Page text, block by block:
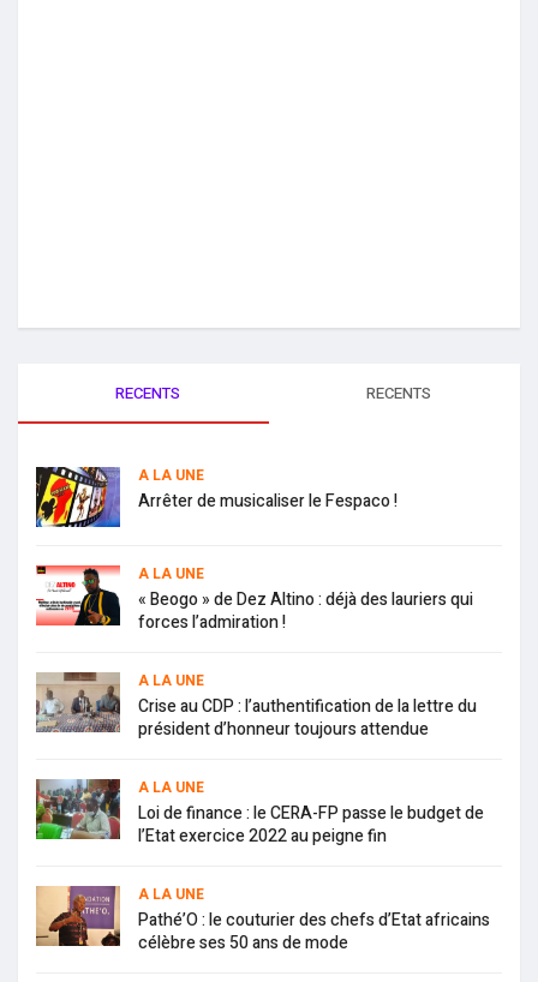
RECENTS RECENTS
A LA UNE
Arrêter de musicaliser le Fespaco !
A LA UNE
« Beogo » de Dez Altino : déjà des lauriers qui
forces l’admiration !
A LA UNE
Crise au CDP : l’authentification de la lettre du
président d’honneur toujours attendue
A LA UNE
Loi de finance : le CERA-FP passe le budget de
l’Etat exercice 2022 au peigne fin
A LA UNE
Pathé’O : le couturier des chefs d’Etat africains
célèbre ses 50 ans de mode